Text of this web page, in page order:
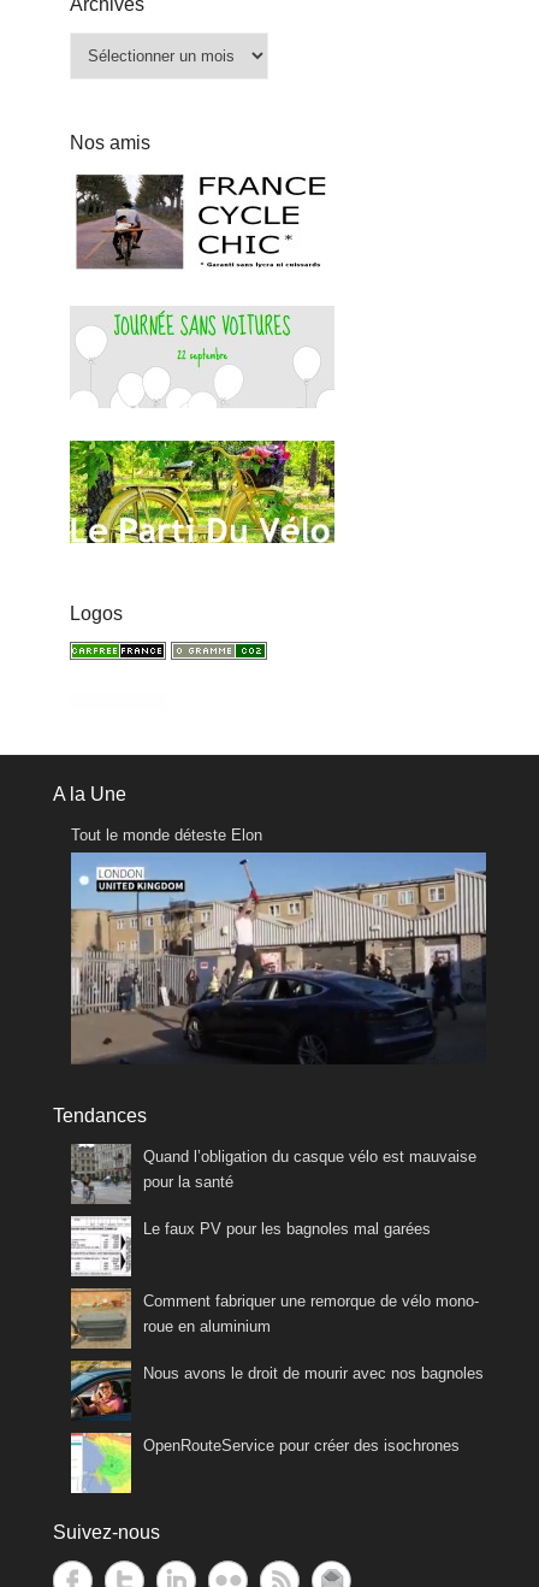
Archives
Nos amis
Logos
A la Une
Tout le monde déteste Elon
Tendances
Quand l’obligation du casque vélo est mauvaise
pour la santé
Le faux PV pour les bagnoles mal garées
Comment fabriquer une remorque de vélo mono-
roue en aluminium
Nous avons le droit de mourir avec nos bagnoles
OpenRouteService pour créer des isochrones
Suivez-nous